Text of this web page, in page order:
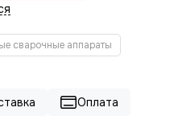
сварочные аппараты
Оплата